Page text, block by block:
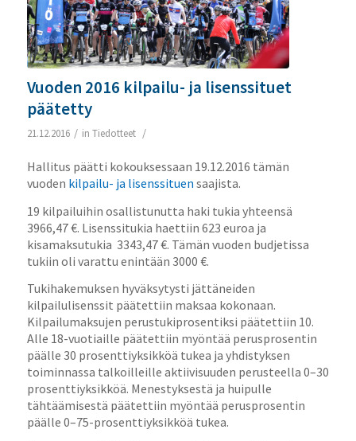
Vuoden 2016 kilpailu- ja lisenssituet
päätetty
21.12.2016 / in Tiedotteet /
Hallitus päätti kokouksessaan 19.12.2016 tämän
vuoden kilpailu- ja lisenssituen saajista.
19 kilpailuihin osallistunutta haki tukia yhteensä
3966,47 €. Lisenssitukia haettiin 623 euroa ja
kisamaksutukia 3343,47 €. Tämän vuoden budjetissa
tukiin oli varattu enintään 3000 €.
Tukihakemuksen hyväksytysti jättäneiden
kilpailulisenssit päätettiin maksaa kokonaan.
Kilpailumaksujen perustukiprosentiksi päätettiin 10.
Alle 18-vuotiaille päätettiin myöntää perusprosentin
päälle 30 prosenttiyksikköä tukea ja yhdistyksen
toiminnassa talkoilleille aktiivisuuden perusteella 0–30
prosenttiyksikköä. Menestyksestä ja huipulle
tähtäämisestä päätettiin myöntää perusprosentin
päälle 0–75-prosenttiyksikköä tukea.